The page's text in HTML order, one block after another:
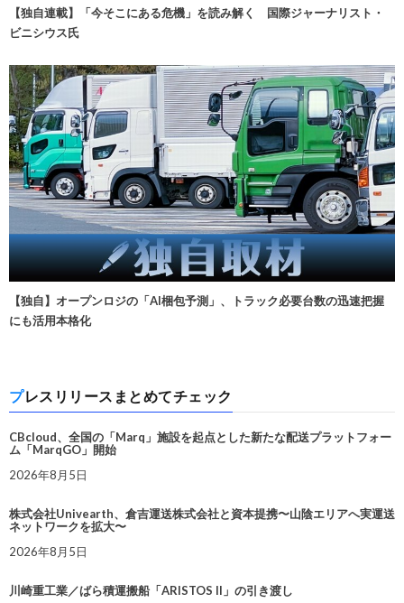
【独自連載】「今そこにある危機」を読み解く 国際ジャーナリスト・
ビニシウス氏
【独自】オープンロジの「AI梱包予測」、トラック必要台数の迅速把握
にも活用本格化
プレスリリースまとめてチェック
CBcloud、全国の「Marq」施設を起点とした新たな配送プラットフォー
ム「MarqGO」開始
2026年8月5日
株式会社Univearth、倉吉運送株式会社と資本提携〜山陰エリアへ実運送
ネットワークを拡大〜
2026年8月5日
川崎重工業／ばら積運搬船「ARISTOS II」の引き渡し